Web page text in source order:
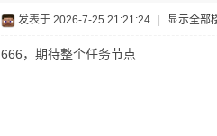
发表于 2026-7-25 21:21:24 显示全部
666，期待整个任务节点